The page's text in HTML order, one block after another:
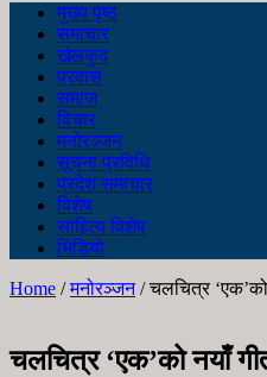
मुख्य पृष्ठ
समाचार
खेलकुद
प्रवास
समाज
विचार
मनोरञ्जन
सूचना प्रविधि
प्रदेश समाचार
विशेष
साहित्य विशेष
भिडियो
Home /मनोरञ्जन/चलचित्र
चलचित्र ‘एक’को नयाँ